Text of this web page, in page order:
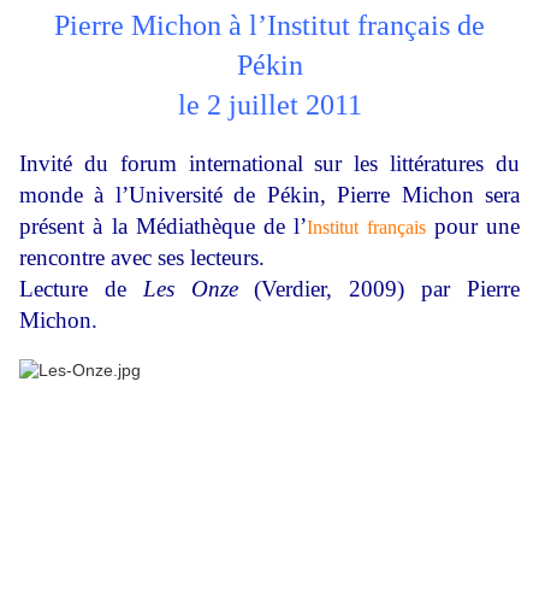
Pierre Michon à l’Institut français de
Pékin
le 2 juillet 2011
Invité du forum international sur les littératures du
monde à l’Université de Pékin, Pierre Michon sera
présent à la Médiathèque de l’Institut françaispour une
rencontre avec ses lecteurs.
Lecture de Les Onze(Verdier, 2009) par Pierre
Michon.